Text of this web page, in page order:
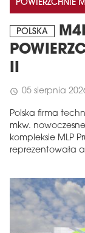
POWIERZCHNIE
POLSKA
II
schedule 05 sierpnia
Polska firma
mkw.
kompleksie MLP
reprezentowała